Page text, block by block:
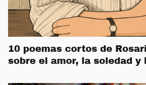
10 poemas cortos de
sobre el amor, la soledad y